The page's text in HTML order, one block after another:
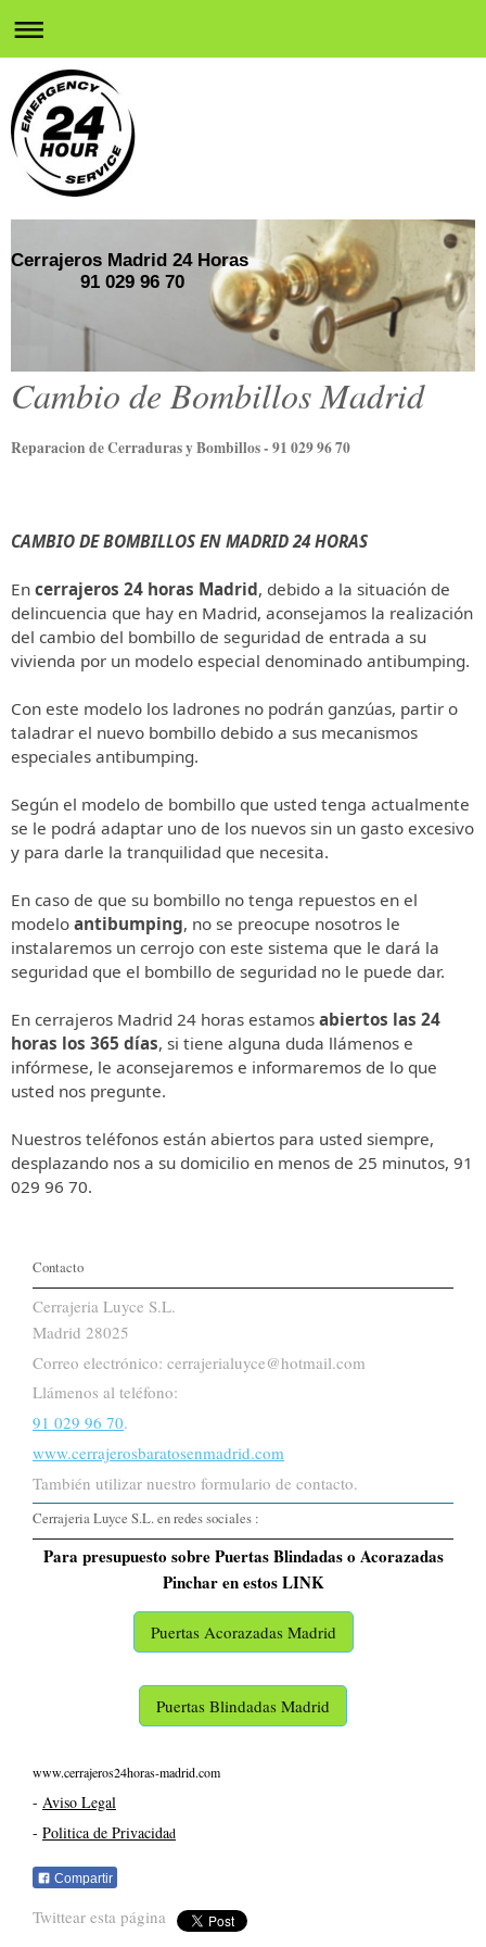
Cerrajeros Madrid 24 Horas
91 029 96 70
Cambio de Bombillos Madrid
Reparacion de Cerraduras y Bombillos - 91 029 96 70
CAMBIO DE BOMBILLOS EN MADRID 24 HORAS
En cerrajeros 24 horas Madrid, debido a la situación de
delincuencia que hay en Madrid, aconsejamos la realización
del cambio del bombillo de seguridad de entrada a su
vivienda por un modelo especial denominado antibumping.
Con este modelo los ladrones no podrán ganzúas, partir o
taladrar el nuevo bombillo debido a sus mecanismos
especiales antibumping.
Según el modelo de bombillo que usted tenga actualmente
se le podrá adaptar uno de los nuevos sin un gasto excesivo
y para darle la tranquilidad que necesita.
En caso de que su bombillo no tenga repuestos en el
modelo antibumping, no se preocupe nosotros le
instalaremos un cerrojo con este sistema que le dará la
seguridad que el bombillo de seguridad no le puede dar.
En cerrajeros Madrid 24 horas estamos abiertos las 24
horas los 365 días, si tiene alguna duda llámenos e
infórmese, le aconsejaremos e informaremos de lo que
usted nos pregunte.
Nuestros teléfonos están abiertos para usted siempre,
desplazando nos a su domicilio en menos de 25 minutos, 91
029 96 70.
Contacto
Cerrajeria Luyce S.L.
Madrid 28025
Correo electrónico: cerrajerialuyce@hotmail.com
Llámenos al teléfono:
91 029 96 70.
www.cerrajerosbaratosenmadrid.com
También utilizar nuestro formulario de contacto.
Cerrajeria Luyce S.L. en redes sociales :
Para presupuesto sobre Puertas Blindadas o Acorazadas
Pinchar en estos LINK
Puertas Acorazadas Madrid
Puertas Blindadas Madrid
www.cerrajeros24horas-madrid.com
- Aviso Legal
- Politica de Privacidad
Compartir
Twittear esta página